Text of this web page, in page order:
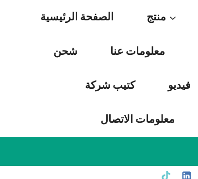
الصفحة الرئيسية منتج
شحن معلومات عنا
كتيب شركة فيديو
معلومات الاتصال